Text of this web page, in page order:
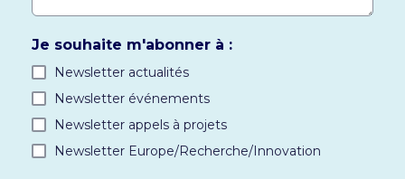
Je souhaite m'abonner à :
Newsletter actualités
Newsletter événements
Newsletter appels à projets
Newsletter Europe/Recherche/Innovation